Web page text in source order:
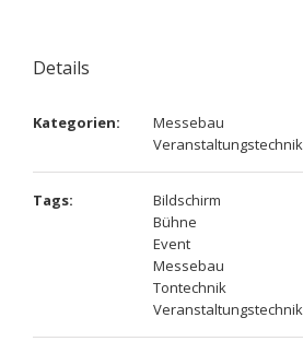
Details
Kategorien:
Messebau
Veranstaltungstechnik
Tags:
Bildschirm
Bühne
Event
Messebau
Tontechnik
Veranstaltungstechnik